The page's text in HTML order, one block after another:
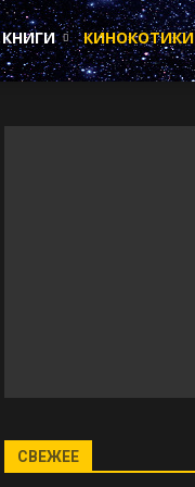
КНИГИ КИНОКОТИКИ
СВЕЖЕЕ